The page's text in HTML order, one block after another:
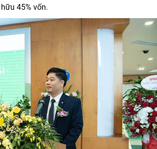
45% vốn.